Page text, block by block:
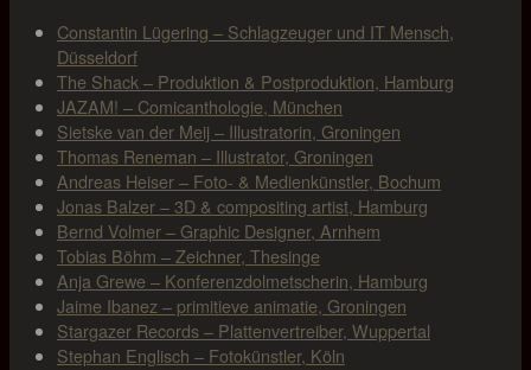
Constantin Lügering – Schlagzeuger und IT Mensch,
Düsseldorf
The Shack – Produktion & Postproduktion, Hamburg
JAZAM! – Comicanthologie, München
Sietske van der Meij – Illustratorin, Groningen
Thomas Reneman – Illustrator, Groningen
Andreas Heiser – Foto- & Medienkünstler, Bochum
Jonas Balzer – 3D & compositing artist, Hamburg
Bernd Volmer – Graphic Designer, Arnhem
Tobias Böhm – Zeichner, Thesinge
Anja Grewe – Konferenzdolmetscherin, Hamburg
Jaime Ibanez – primitieve animatie, Groningen
Stargazer Records – Plattenvertreiber, Wuppertal
Stephan Englisch – Fotokünstler, Köln